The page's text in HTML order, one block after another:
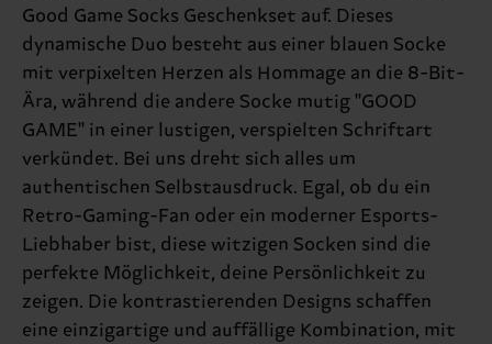
Good Game Socks Geschenkset auf. Dieses
dynamische Duo besteht aus einer blauen Socke
mit verpixelten Herzen als Hommage an die 8-Bit-
Ära, während die andere Socke mutig "GOOD
GAME" in einer lustigen, verspielten Schriftart
verkündet. Bei uns dreht sich alles um
authentischen Selbstausdruck. Egal, ob du ein
Retro-Gaming-Fan oder ein moderner Esports-
Liebhaber bist, diese witzigen Socken sind die
perfekte Möglichkeit, deine Persönlichkeit zu
zeigen. Die kontrastierenden Designs schaffen
eine einzigartige und auffällige Kombination, mit